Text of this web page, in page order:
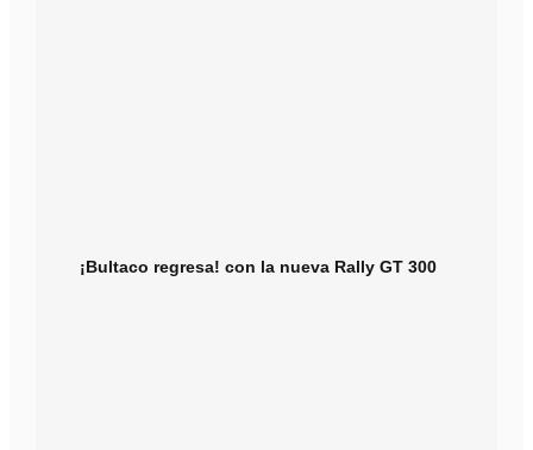
¡Bultaco regresa! con la nueva Rally GT 300